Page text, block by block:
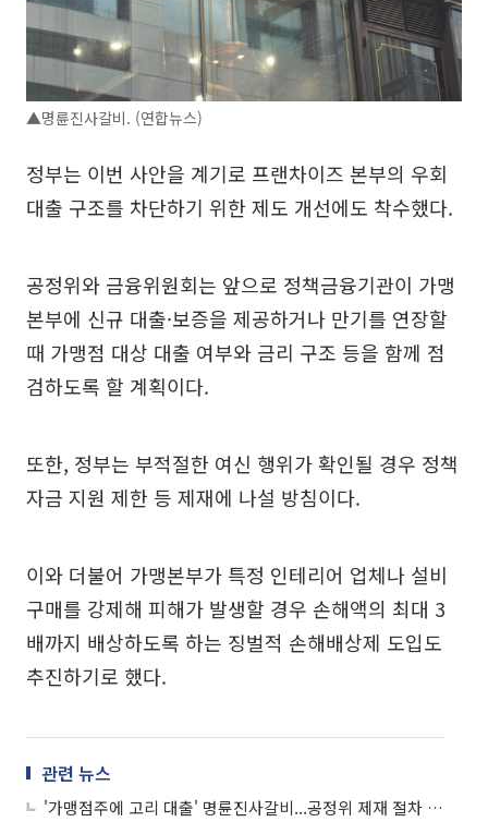
▲명륜진사갈비. (연합뉴스)
정부는 이번 사안을 계기로 프랜차이즈 본부의 우회
대출 구조를 차단하기 위한 제도 개선에도 착수했다.
공정위와 금융위원회는 앞으로 정책금융기관이 가맹
본부에 신규 대출·보증을 제공하거나 만기를 연장할
때 가맹점 대상 대출 여부와 금리 구조 등을 함께 점
검하도록 할 계획이다.
또한, 정부는 부적절한 여신 행위가 확인될 경우 정책
자금 지원 제한 등 제재에 나설 방침이다.
이와 더불어 가맹본부가 특정 인테리어 업체나 설비
구매를 강제해 피해가 발생할 경우 손해액의 최대 3
배까지 배상하도록 하는 징벌적 손해배상제 도입도
추진하기로 했다.
관련 뉴스
'가맹점주에 고리 대출' 명륜진사갈비...공정위 제재 절차 착수